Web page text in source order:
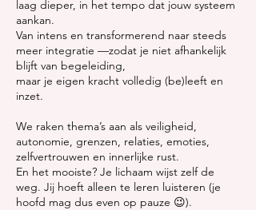
laag dieper, in het tempo dat jouw systeem
aankan.
Van intens en transformerend naar steeds
meer integratie —zodat je niet afhankelijk
blijft van begeleiding,
maar je eigen kracht volledig (be)leeft en
inzet.
We raken thema’s aan als veiligheid,
autonomie, grenzen, relaties, emoties,
zelfvertrouwen en innerlijke rust.
En het mooiste? Je lichaam wijst zelf de
weg. Jij hoeft alleen te leren luisteren (je
hoofd mag dus even op pauze 😉).